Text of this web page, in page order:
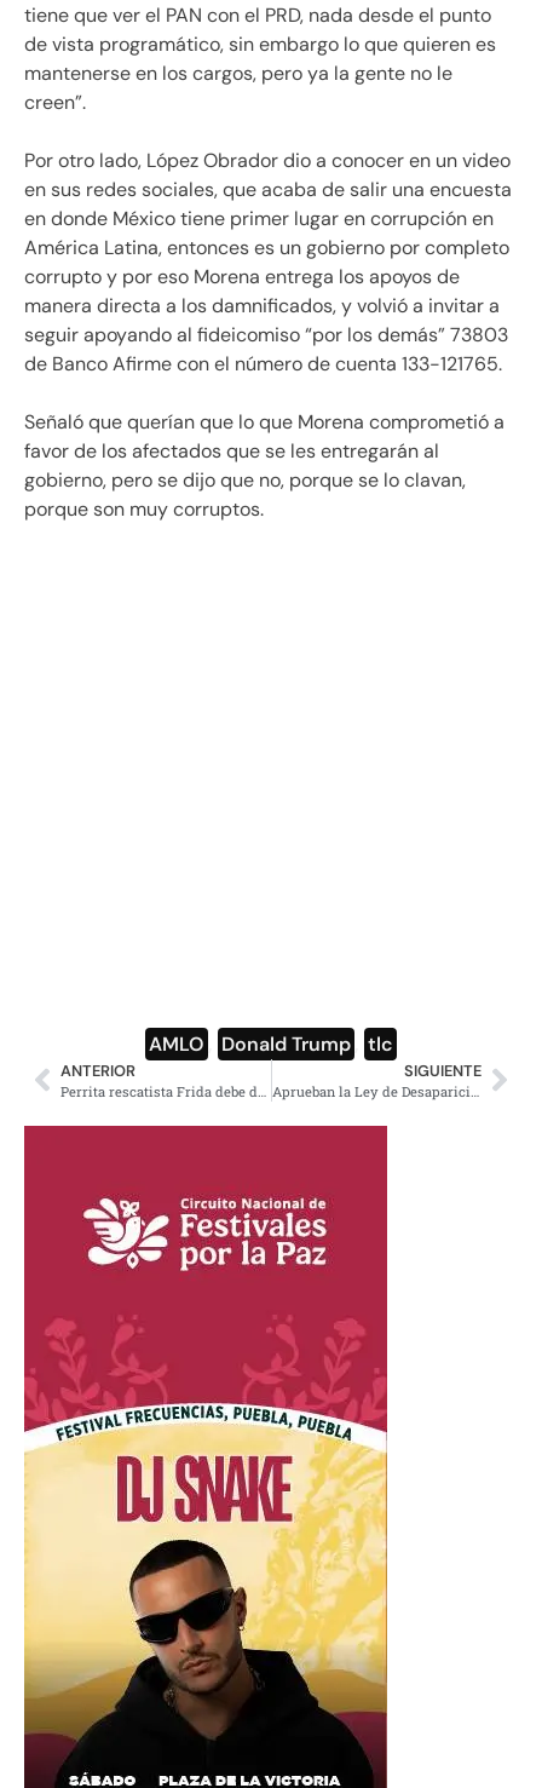
tiene que ver el PAN con el PRD, nada desde el punto
de vista programático, sin embargo lo que quieren es
mantenerse en los cargos, pero ya la gente no le
creen”.
Por otro lado, López Obrador dio a conocer en un video
en sus redes sociales, que acaba de salir una encuesta
en donde México tiene primer lugar en corrupción en
América Latina, entonces es un gobierno por completo
corrupto y por eso Morena entrega los apoyos de
manera directa a los damnificados, y volvió a invitar a
seguir apoyando al fideicomiso “por los demás” 73803
de Banco Afirme con el número de cuenta 133-121765.
Señaló que querían que lo que Morena comprometió a
favor de los afectados que se les entregarán al
gobierno, pero se dijo que no, porque se lo clavan,
porque son muy corruptos.
AMLO Donald Trump tlc
ANTERIOR SIGUIENTE